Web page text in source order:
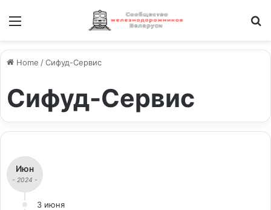
Home /Сифуд-Сервис
Сифуд-Сервис
Июн
- 2024 -
3 июня